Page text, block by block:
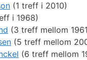
(1 treff i 2010)
i 1968)
(3 treff mellom
(5 treff mellom
(6 treff mellom